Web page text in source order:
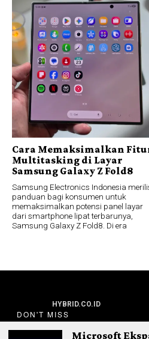
Cara Memaksimalkan
Multitasking di Layar
Samsung Galaxy Z Fold8
Samsung Electronics Indonesia
panduan bagi konsumen untuk
memaksimalkan potensi panel layar
dari smartphone lipat terbarunya,
Samsung Galaxy Z Fold8. Di era
HYBRID.CO.ID
Hybrid.co.id adalah
hidup digital. Mulai dari
DON'T MISS
Microsoft